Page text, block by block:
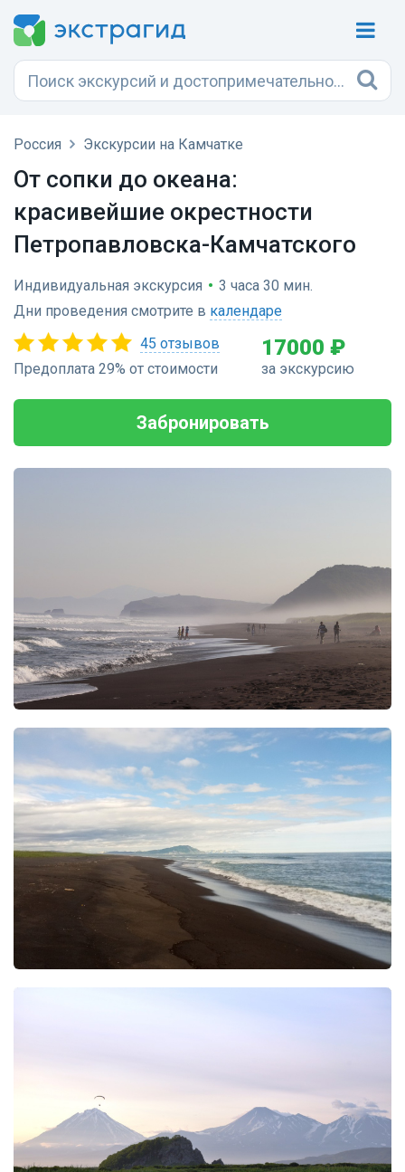
Россия Экскурсии на Камчатке
От сопки до океана:
красивейшие окрестности
Петропавловска-Камчатского
Индивидуальная экскурсия • 3 часа 30 мин.
Дни проведения смотрите в календаре
45 отзывов
Предоплата 29% от стоимости
17000 ₽
за экскурсию
Забронировать